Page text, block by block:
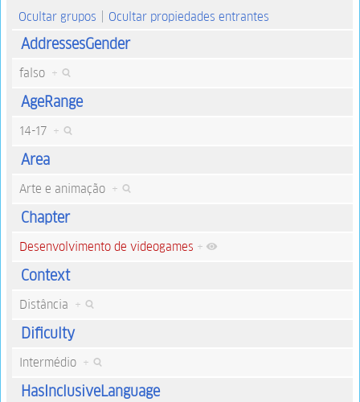
Ocultar grupos Ocultar propiedades entrantes
AddressesGender
falso +
AgeRange
14-17 +
Area
Arte e animação +
Chapter
Desenvolvimento de videogames +
Context
Distância +
Dificulty
Intermédio +
HasInclusiveLanguage